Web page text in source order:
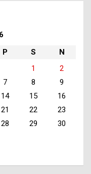
P S
N
1
2
7 8
9
14 15
16
21 22
23
28 29
30